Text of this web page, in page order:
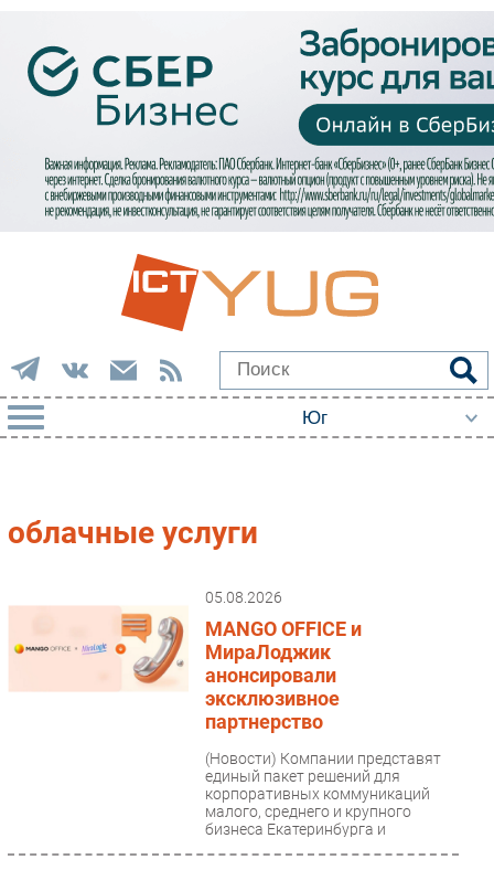
Импорто­замещение
Автоматизация Промышленности
Мобильная связь
Фиксированная связь
облачные услуги
05.08.2026
MANGO OFFICE и
МираЛоджик
анонсировали
эксклюзивное
партнерство
(Новости) Компании представят
единый пакет решений для
корпоративных коммуникаций
малого, среднего и крупного
бизнеса Екатеринбурга и